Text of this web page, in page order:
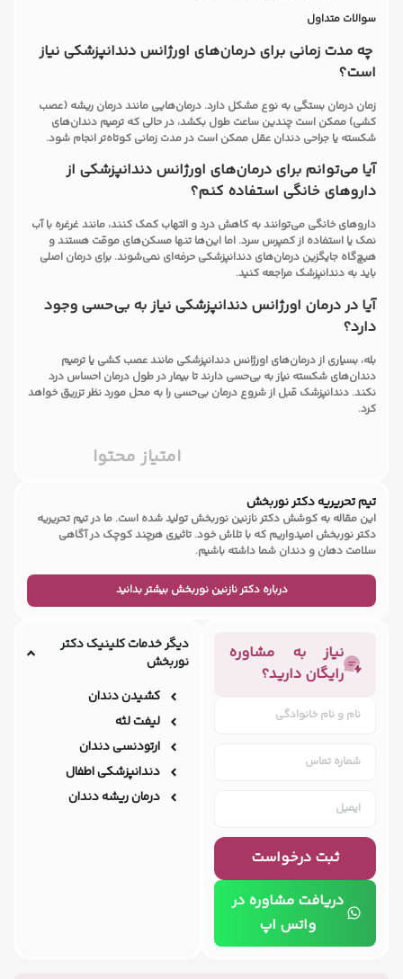
سوالات متداول
چه مدت زمانی برای درمان‌های اورژانس دندانپزشکی نیاز
است؟
زمان درمان بستگی به نوع مشکل دارد. درمان‌هایی مانند درمان ریشه (عصب
کشی) ممکن است چندین ساعت طول بکشد، در حالی که ترمیم دندان‌های
شکسته یا جراحی دندان عقل ممکن است در مدت زمانی کوتاه‌تر انجام شود.
آیا می‌توانم برای درمان‌های اورژانس دندانپزشکی از
داروهای خانگی استفاده کنم؟
داروهای خانگی می‌توانند به کاهش درد و التهاب کمک کنند، مانند غرغره با آب
نمک یا استفاده از کمپرس سرد. اما این‌ها تنها مسکن‌های موقت هستند و
هیچ‌گاه جایگزین درمان‌های دندانپزشکی حرفه‌ای نمی‌شوند. برای درمان اصلی
باید به دندانپزشک مراجعه کنید.
آیا در درمان اورژانس دندانپزشکی نیاز به بی‌حسی وجود
دارد؟
بله، بسیاری از درمان‌های اورژانس دندانپزشکی مانند عصب کشی یا ترمیم
دندان‌های شکسته نیاز به بی‌حسی دارند تا بیمار در طول درمان احساس درد
نکند. دندانپزشک قبل از شروع درمان بی‌حسی را به محل مورد نظر تزریق خواهد
کرد.
امتیاز محتوا
تیم تحریریه دکتر نوربخش
این مقاله به کوشش دکتر نازنین نوربخش تولید شده است. ما در تیم تحریریه
دکتر نوربخش امیدواریم که با تلاش خود. تاثیری هرچند کوچک در آگاهی
سلامت دهان و دندان شما داشته باشیم.
درباره دکتر نازنین نوربخش بیشتر بدانید
نیاز به مشاوره
رایگان دارید؟
ثبت درخواست
دریافت مشاوره در
واتس اپ
دیگر خدمات کلینیک دکتر
نوربخش
کشیدن دندان
لیفت لثه
ارتودنسی دندان
دندانپزشکی اطفال
درمان ریشه دندان